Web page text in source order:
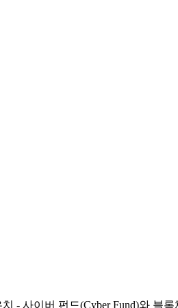
- 사이버 펀드(Cyber Fund)와 블